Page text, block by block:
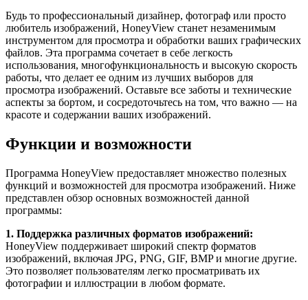
Будь то профессиональный дизайнер, фотограф или просто
любитель изображений, HoneyView станет незаменимым
инструментом для просмотра и обработки ваших графических
файлов. Эта программа сочетает в себе легкость
использования, многофункциональность и высокую скорость
работы, что делает ее одним из лучших выборов для
просмотра изображений. Оставьте все заботы и технические
аспекты за бортом, и сосредоточьтесь на том, что важно — на
красоте и содержании ваших изображений.
Функции и возможности
Программа HoneyView предоставляет множество полезных
функций и возможностей для просмотра изображений. Ниже
представлен обзор основных возможностей данной
программы:
1. Поддержка различных форматов изображений:
HoneyView поддерживает широкий спектр форматов
изображений, включая JPG, PNG, GIF, BMP и многие другие.
Это позволяет пользователям легко просматривать их
фотографии и иллюстрации в любом формате.